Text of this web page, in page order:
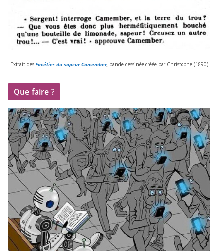
Extrait desFacéties du sapeur Camember, bande des­si­née créée par Christophe (1890)
Que faire ?